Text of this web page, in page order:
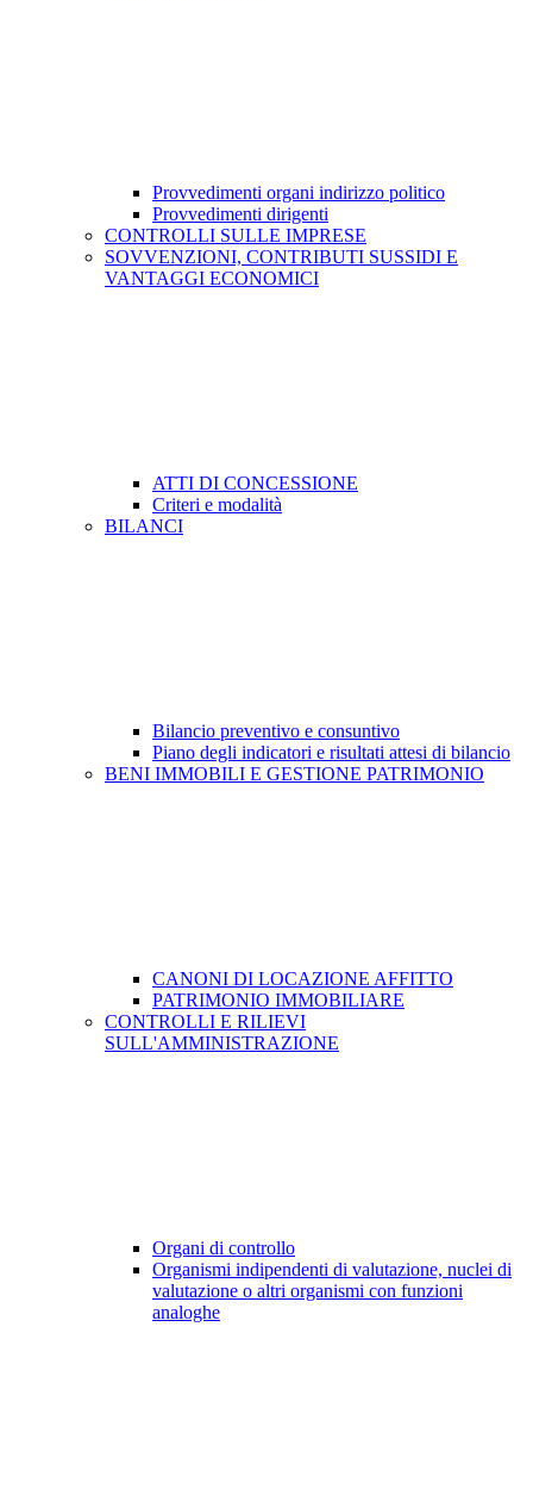
Provvedimenti organi indirizzo politico
Provvedimenti dirigenti
CONTROLLI SULLE IMPRESE
SOVVENZIONI, CONTRIBUTI SUSSIDI E
VANTAGGI ECONOMICI
ATTI DI CONCESSIONE
Criteri e modalità
BILANCI
Bilancio preventivo e consuntivo
Piano degli indicatori e risultati attesi di bilancio
BENI IMMOBILI E GESTIONE PATRIMONIO
CANONI DI LOCAZIONE AFFITTO
PATRIMONIO IMMOBILIARE
CONTROLLI E RILIEVI
SULL'AMMINISTRAZIONE
Organi di controllo
Organismi indipendenti di valutazione, nuclei di
valutazione o altri organismi con funzioni
analoghe